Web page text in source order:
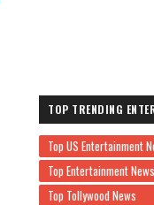
TOP TRENDING
Top US Entertainment
Top Entertainment
Top Tollywood